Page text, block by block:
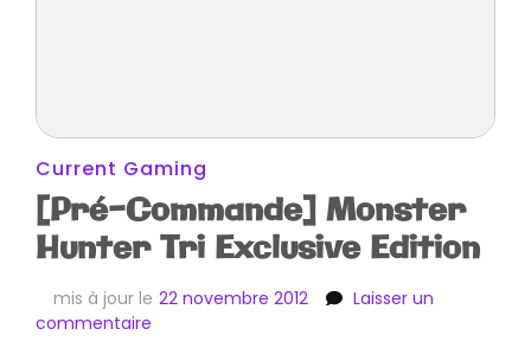
Current Gaming
[Pré-Commande] Monster
Hunter Tri Exclusive Edition
mis à jour le 22 novembre 2012
Laisser un
commentaire